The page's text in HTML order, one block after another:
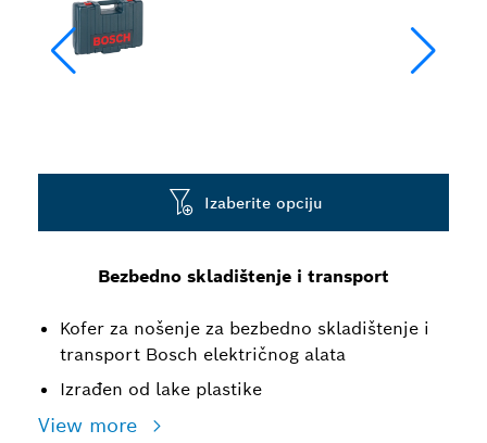
Bezbedno skladištenje i transport
Kofer za nošenje za bezbedno skladištenje i
transport Bosch električnog alata
Izrađen od lake plastike
View more
Izaberite opciju